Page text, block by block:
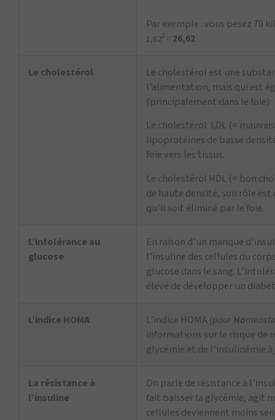
Par exemple : vous pesez 70
1,622 =26,62
Le cholestérol
Le cholestérol est une
l’alimentation, mais qui est
(principalement dans le foie).
Le cholestérol LDL (=
lipoprotéines de basse
foie vers les tissus.
Le cholestérol HDL (= bon
de haute densité, son rôle
qu’il soit éliminé par le foie.
L’intolérance au
glucose
En raison d’un manque
l’insuline des cellules du
glucose dans le sang.
élevé de développer un
L’indice HOMA L’indice HOMA(pourHo
informations sur le risque de
glycémie et de l’insulinémie
La résistance à
l’insuline
On parle de résistance à
fait baisser la glycémie, agit
cellules deviennent moins